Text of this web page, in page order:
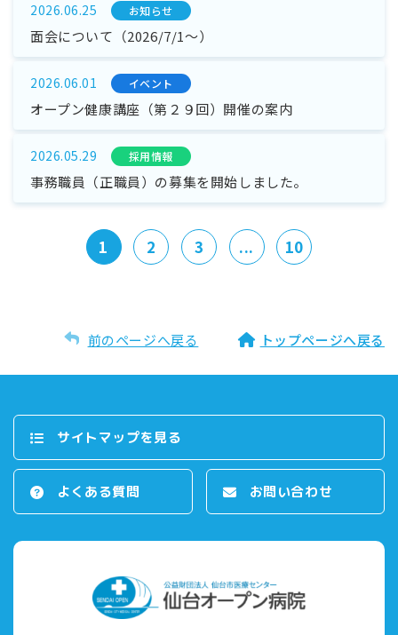
2026.06.25 お知らせ
面会について（2026/7/1～）
2026.06.01 イベント
オープン健康講座（第２９回）開催の案内
2026.05.29 採⽤情報
事務職員（正職員）の募集を開始しました。
1 2 3 ... 10
前のページへ戻る トップページへ戻る
サイトマップを⾒る
よくある質問 お問い合わせ